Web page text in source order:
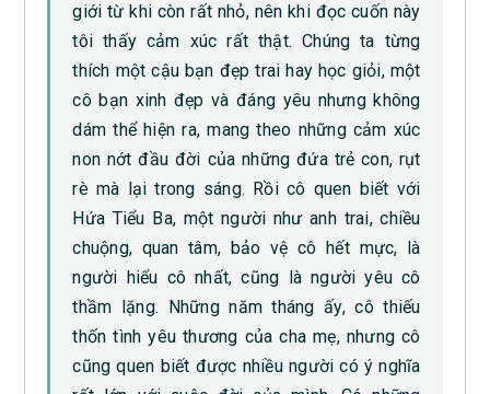
giới từ khi còn rất nhỏ, nên khi đọc cuốn này
tôi thấy cảm xúc rất thật. Chúng ta từng
thích một cậu bạn đẹp trai hay học giỏi, một
cô bạn xinh đẹp và đáng yêu nhưng không
dám thể hiện ra, mang theo những cảm xúc
non nớt đầu đời của những đứa trẻ con, rụt
rè mà lại trong sáng. Rồi cô quen biết với
Hứa Tiểu Ba, một người như anh trai, chiều
chuộng, quan tâm, bảo vệ cô hết mực, là
người hiểu cô nhất, cũng là người yêu cô
thầm lặng. Những năm tháng ấy, cô thiếu
thốn tình yêu thương của cha mẹ, nhưng cô
cũng quen biết được nhiều người có ý nghĩa